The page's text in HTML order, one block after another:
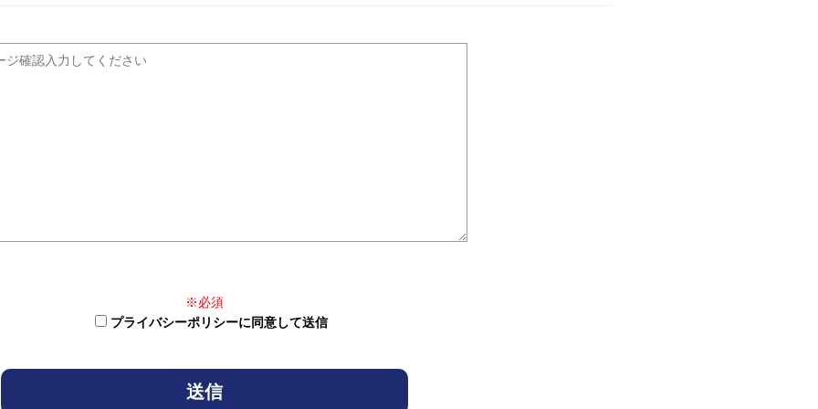
※必須
プライバシーポリシーに同意して送信